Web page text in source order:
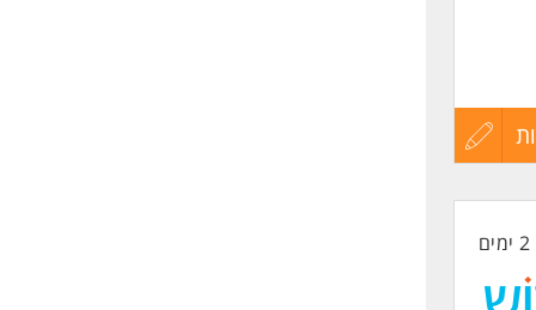
עדכון
2 ימים